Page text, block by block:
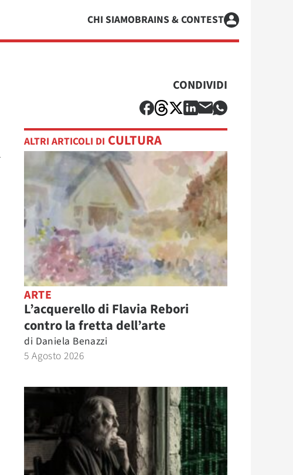
CHI SIAMOBRAINS & CONTEST
CONDIVIDI
ALTRI ARTICOLI DI CULTURA
ARTE
L’acquerello di Flavia Rebori
contro la fretta dell’arte
di Daniela Benazzi
5 Agosto 2026